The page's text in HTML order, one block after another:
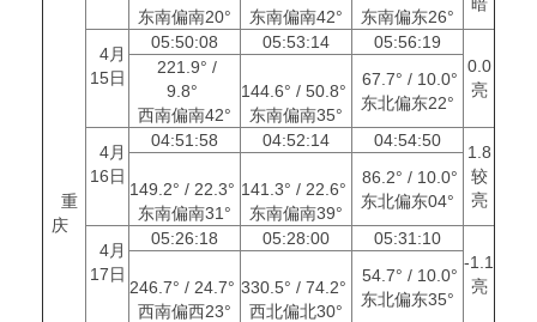
重
庆
东南偏南20°
东南偏南42°
东南偏东26°
4月
15日
05:50:08 05:53:14
05:56:19
0.0
亮
221.9° /
9.8°
西南偏南42°
144.6° / 50.8°
东南偏南35°
67.7° / 10.0°
东北偏东22°
4月
16日
04:51:58 04:52:14 04:54:50
1.8
较
亮
149.2° / 22.3°
东南偏南31°
141.3° / 22.6°
东南偏南39°
86.2° / 10.0°
东北偏东04°
4月
17日
05:26:18 05:28:00
05:31:10
-1.1
亮
246.7° / 24.7°
西南偏西23°
330.5° / 74.2°
西北偏北30°
54.7° / 10.0°
东北偏东35°